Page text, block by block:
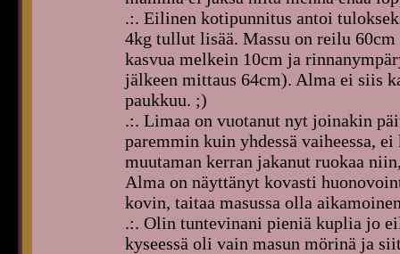
.:. Eilinen kotipunnitus antoi
4kg tullut lisää. Massu on reilu
kasvua melkein 10cm ja
jälkeen mittaus 64cm). Alma ei siis
paukkuu. ;)
.:. Limaa on vuotanut nyt joinakin
paremmin kuin yhdessä vaiheessa,
muutaman kerran jakanut ruokaa
Alma on näyttänyt kovasti
kovin, taitaa masussa olla
.:. Olin tuntevinani pieniä kuplia jo
kyseessä oli vain masun mörinä ja